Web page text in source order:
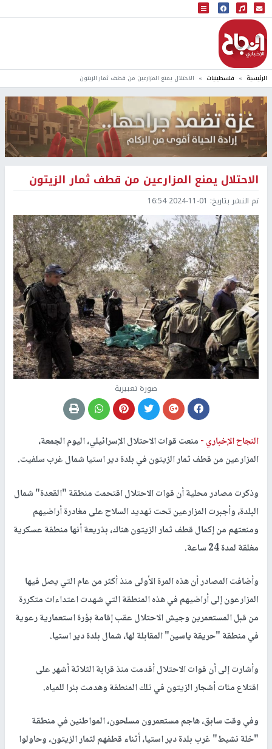
البث المباشر
إذاعة النجاح
الرئيسية فلسطينيات الاحتلال يمنع المزارعين من قطف ثمار الزيتون
الاحتلال يمنع المزارعين من قطف ثمار الزيتون
تم النشر بتاريخ: 2024-11-01 16:54
صورة تعبيرية
النجاح الإخباري -منعت قوات الاحتلال الإسرائيلي، اليوم الجمعة،
المزارعين من قطف ثمار الزيتون في بلدة دير استيا شمال غرب سلفيت.
وذكرت مصادر محلية أن قوات الاحتلال اقتحمت منطقة "القعدة" شمال
البلدة، وأجبرت المزارعين تحت تهديد السلاح على مغادرة أراضيهم
ومنعتهم من إكمال قطف ثمار الزيتون هناك، بذريعة أنها منطقة عسكرية
مغلقة لمدة 24 ساعة.
وأضافت المصادر أن هذه المرة الأولى منذ أكثر من عام التي يصل فيها
المزارعون إلى أراضيهم في هذه المنطقة التي شهدت اعتداءات متكررة
من قبل المستعمرين وجيش الاحتلال عقب إقامة بؤرة استعمارية رعوية
في منطقة "حريقة ياسين" المقابلة لها، شمال بلدة دير استيا.
وأشارت إلى أن قوات الاحتلال أقدمت منذ قرابة الثلاثة أشهر على
اقتلاع مئات أشجار الزيتون في تلك المنطقة وهدمت بئرا للمياه.
وفي وقت سابق، هاجم مستعمرون مسلحون، المواطنين في منطقة
"خلة نشيط" غرب بلدة دير استيا، أثناء قطفهم لثمار الزيتون، وحاولوا